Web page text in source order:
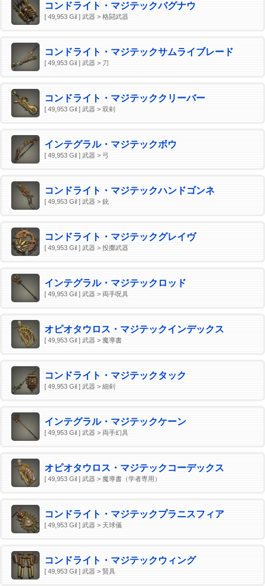
コンドライト・マジテックバグナウ
[ 49,953 Gil ] 武器 > 格闘武器
コンドライト・マジテックサムライブレード
[ 49,953 Gil ] 武器 > 刀
コンドライト・マジテッククリーバー
[ 49,953 Gil ] 武器 > 双剣
インテグラル・マジテックボウ
[ 49,953 Gil ] 武器 > 弓
コンドライト・マジテックハンドゴンネ
[ 49,953 Gil ] 武器 > 銃
コンドライト・マジテックグレイヴ
[ 49,953 Gil ] 武器 > 投擲武器
インテグラル・マジテックロッド
[ 49,953 Gil ] 武器 > 両手呪具
オピオタウロス・マジテックインデックス
[ 49,953 Gil ] 武器 > 魔導書
コンドライト・マジテックタック
[ 49,953 Gil ] 武器 > 細剣
インテグラル・マジテックケーン
[ 49,953 Gil ] 武器 > 両手幻具
オピオタウロス・マジテックコーデックス
[ 49,953 Gil ] 武器 > 魔導書（学者専用）
コンドライト・マジテックプラニスフィア
[ 49,953 Gil ] 武器 > 天球儀
コンドライト・マジテックウィング
[ 49,953 Gil ] 武器 > 賢具